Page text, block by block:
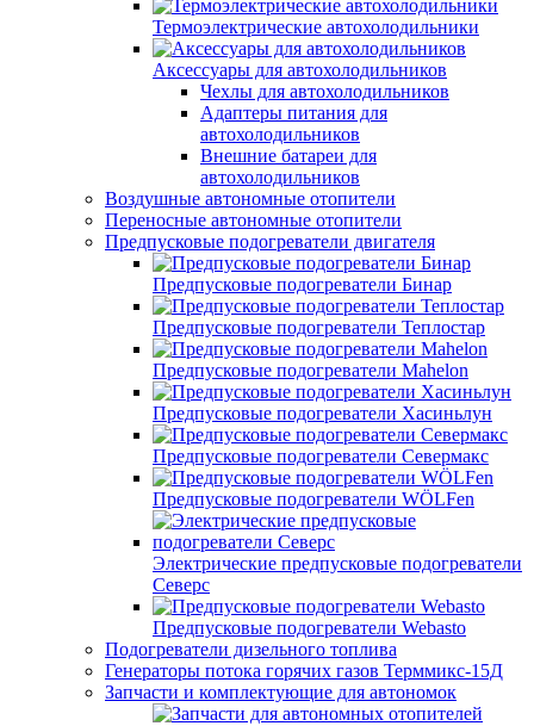
Термоэлектрические автохолодильники
Аксессуары для автохолодильников
Чехлы для автохолодильников
Адаптеры питания для
автохолодильников
Внешние батареи для
автохолодильников
Воздушные автономные отопители
Переносные автономные отопители
Предпусковые подогреватели двигателя
Предпусковые подогреватели Бинар
Предпусковые подогреватели Теплостар
Предпусковые подогреватели Mahelon
Предпусковые подогреватели Хасиньлун
Предпусковые подогреватели Севермакс
Предпусковые подогреватели WÖLFen
Электрические предпусковые подогреватели
Северс
Предпусковые подогреватели Webasto
Подогреватели дизельного топлива
Генераторы потока горячих газов Терммикс-15Д
Запчасти и комплектующие для автономок